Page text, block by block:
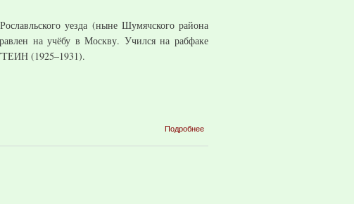
уезда (ныне Шумячского района
на учёбу в Москву. Учился на рабфаке
(1925–1931).
Подробнее